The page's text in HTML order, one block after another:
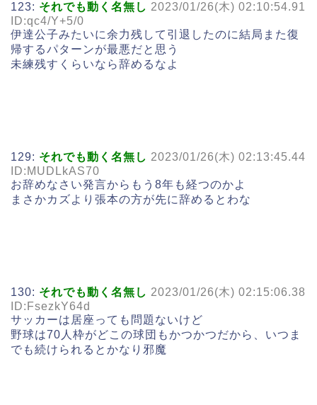
123: それでも動く名無し 2023/01/26(木) 02:10:54.91
ID:qc4/Y+5/0
伊達公子みたいに余力残して引退したのに結局また復
帰するパターンが最悪だと思う
未練残すくらいなら辞めるなよ
129: それでも動く名無し 2023/01/26(木) 02:13:45.44
ID:MUDLkAS70
お辞めなさい発言からもう8年も経つのかよ
まさかカズより張本の方が先に辞めるとわな
130: それでも動く名無し 2023/01/26(木) 02:15:06.38
ID:FsezkY64d
サッカーは居座っても問題ないけど
野球は70人枠がどこの球団もかつかつだから、いつま
でも続けられるとかなり邪魔